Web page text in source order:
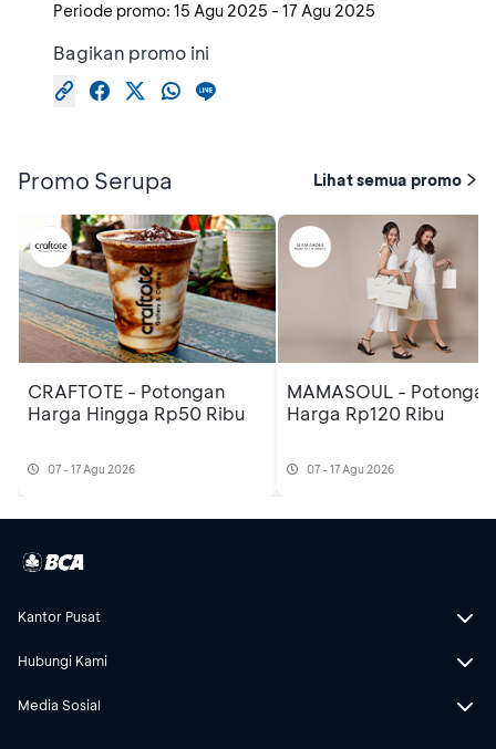
Periode promo: 15 Agu 2025 - 17 Agu 2025
Bagikan promo ini
Promo Serupa Lihat semua promo
CRAFTOTE - Potongan
Harga Hingga Rp50 Ribu
07 - 17 Agu 2026
MAMASOUL - Potongan
Harga Rp120 Ribu
07 - 17 Agu 2026
Kantor Pusat
Hubungi Kami
Media Sosial